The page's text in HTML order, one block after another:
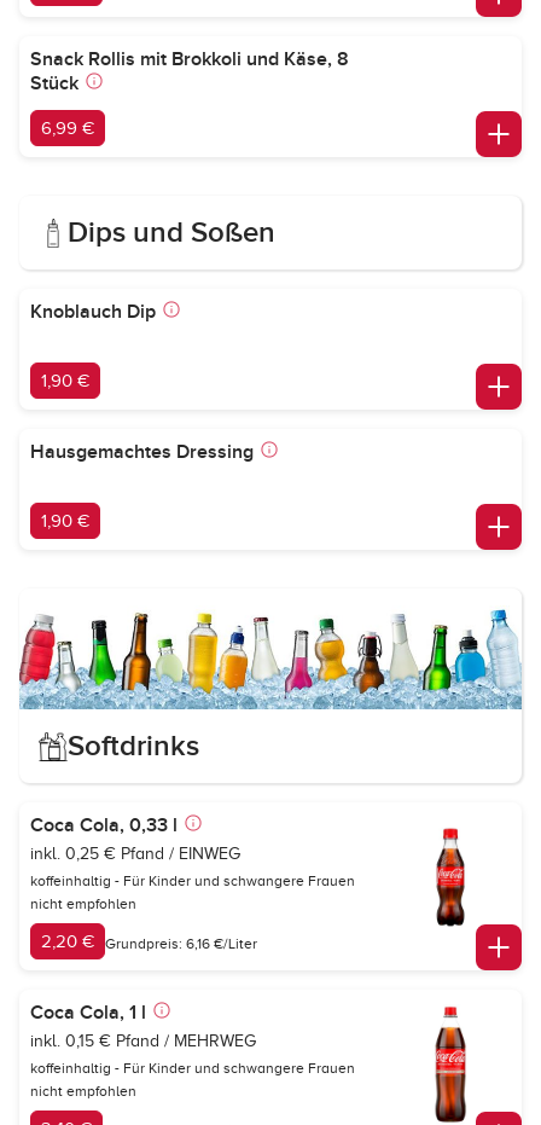
Snack Rollis mit Brokkoli und Käse, 8
Stück
6,99 €
Dips und Soßen
Knoblauch Dip
1,90 €
Hausgemachtes Dressing
1,90 €
Softdrinks
Coca Cola, 0,33 l
inkl. 0,25 € Pfand / EINWEG
koffeinhaltig - Für Kinder und schwangere Frauen
nicht empfohlen
2,20 € Grundpreis: 6,16 €/Liter
Coca Cola, 1 l
inkl. 0,15 € Pfand / MEHRWEG
koffeinhaltig - Für Kinder und schwangere Frauen
nicht empfohlen